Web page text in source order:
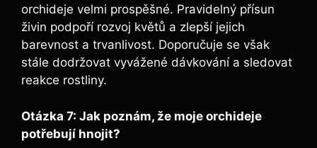
orchideje ​velmi prospěšné. ⁤Pravidelný přísun
živin podpoří rozvoj květů a zlepší jejich
barevnost⁣ a trvanlivost. Doporučuje se však
stále dodržovat vyvážené dávkování a sledovat ​
reakce rostliny.
Otázka 7: Jak poznám, že‌ moje orchideje
potřebují hnojit?